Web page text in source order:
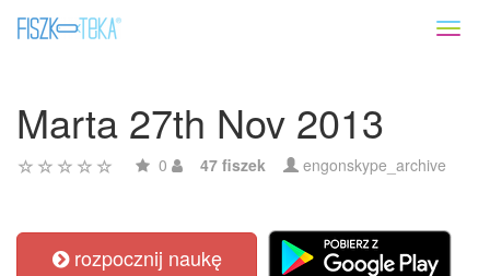
Marta 27th Nov 2013
0 47 fiszek engonskype_archive
rozpocznij naukę